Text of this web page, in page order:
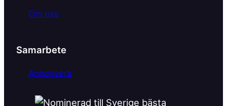
Om oss
Samarbete
Annonsera